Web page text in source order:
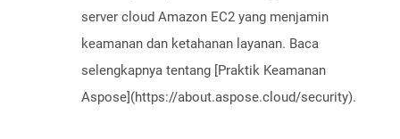
server cloud Amazon EC2 yang menjamin
keamanan dan ketahanan layanan. Baca
selengkapnya tentang [Praktik Keamanan
Aspose](https://about.aspose.cloud/security).